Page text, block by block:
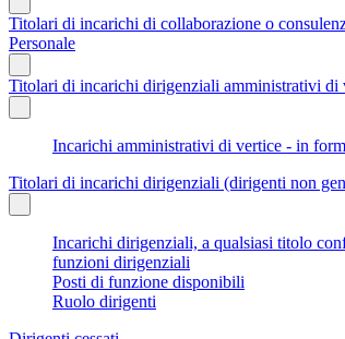
Titolari di incarichi di collaborazione o
Personale
Titolari di incarichi dirigenziali amministrativi di
Incarichi amministrativi di vertice - in
Titolari di incarichi dirigenziali (dirigenti non
Incarichi dirigenziali, a qualsiasi titolo
funzioni dirigenziali
Posti di funzione disponibili
Ruolo dirigenti